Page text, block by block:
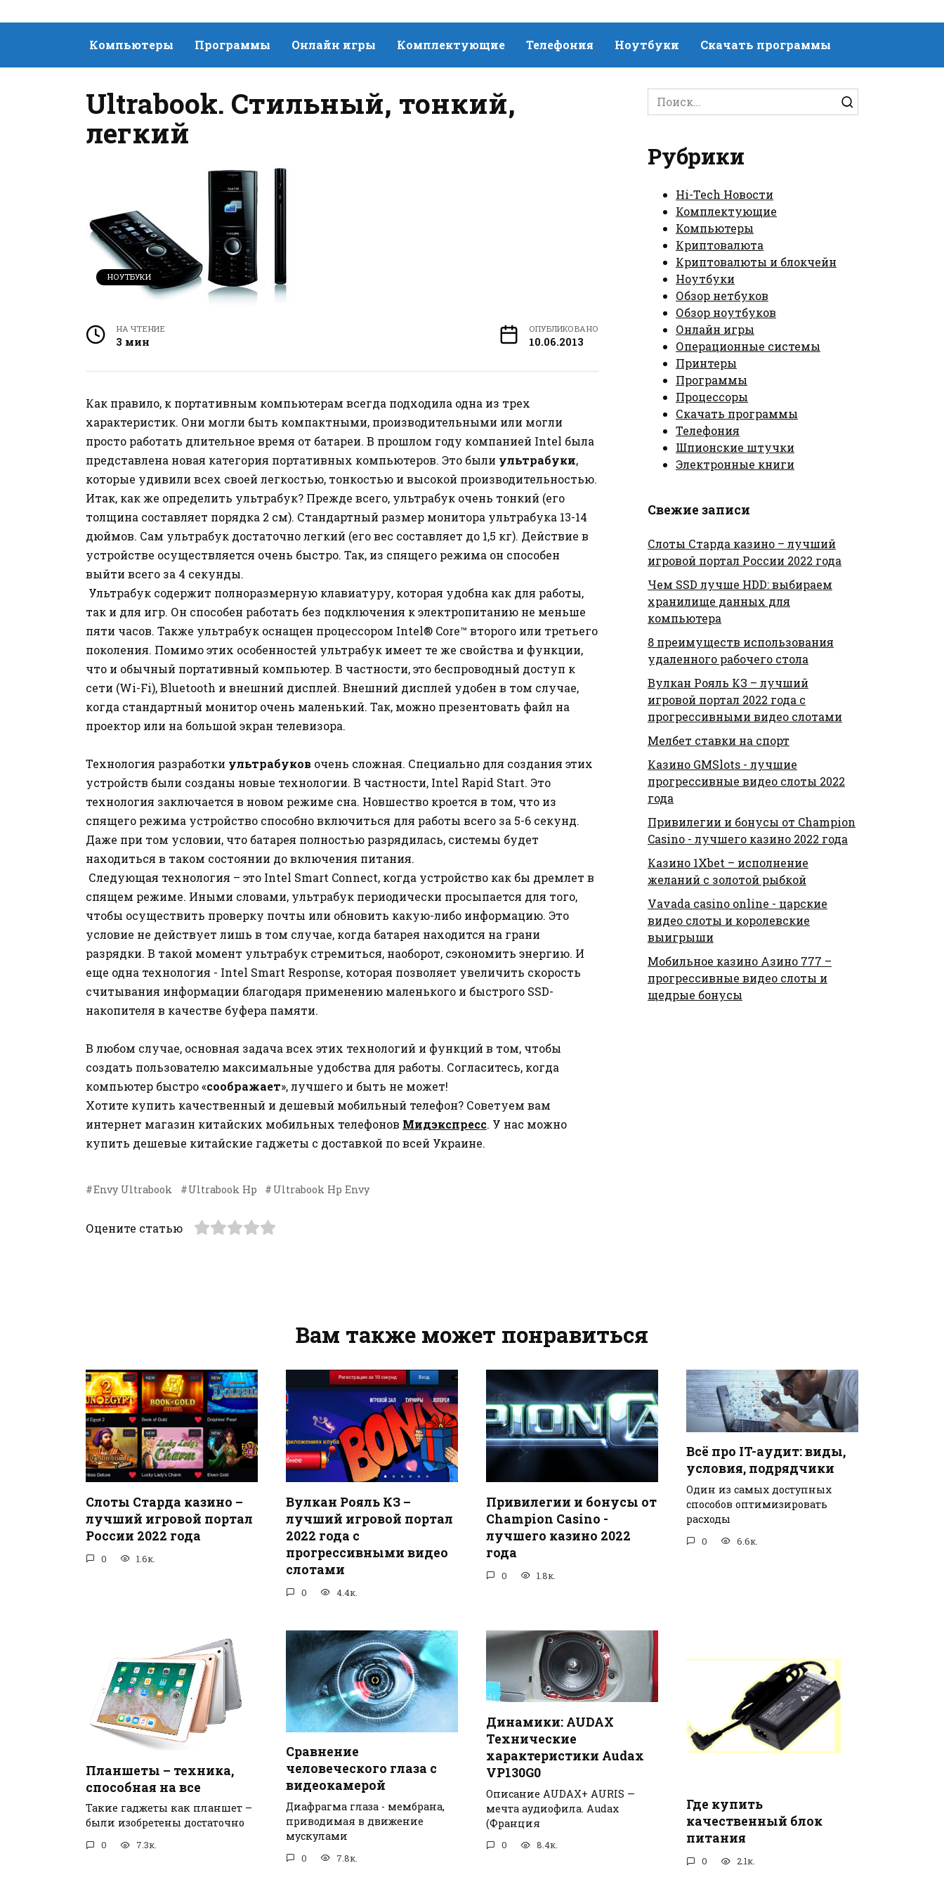
Компьютеры Программы Онлайн игры Комплектующие Телефония Ноутбуки Скачать программы
Ultrabook. Стильный, тонкий,
легкий
НОУТБУКИ
НА ЧТЕНИЕ
3 мин
ОПУБЛИКОВАНО
10.06.2013
Как правило, к портативным компьютерам всегда подходила одна из трех
характеристик. Они могли быть компактными, производительными или могли
просто работать длительное время от батареи. В прошлом году компанией Intel была
представлена новая категория портативных компьютеров. Это были ультрабуки,
которые удивили всех своей легкостью, тонкостью и высокой производительностью.
Итак, как же определить ультрабук? Прежде всего, ультрабук очень тонкий (его
толщина составляет порядка 2 см). Стандартный размер монитора ультрабука 13-14
дюймов. Сам ультрабук достаточно легкий (его вес составляет до 1,5 кг). Действие в
устройстве осуществляется очень быстро. Так, из спящего режима он способен
выйти всего за 4 секунды.
Ультрабук содержит полноразмерную клавиатуру, которая удобна как для работы,
так и для игр. Он способен работать без подключения к электропитанию не меньше
пяти часов. Также ультрабук оснащен процессором Intel® Core™ второго или третьего
поколения. Помимо этих особенностей ультрабук имеет те же свойства и функции,
что и обычный портативный компьютер. В частности, это беспроводный доступ к
сети (Wi-Fi), Bluetooth и внешний дисплей. Внешний дисплей удобен в том случае,
когда стандартный монитор очень маленький. Так, можно презентовать файл на
проектор или на большой экран телевизора.
Технология разработки ультрабуков очень сложная. Специально для создания этих
устройств были созданы новые технологии. В частности, Intel Rapid Start. Это
технология заключается в новом режиме сна. Новшество кроется в том, что из
спящего режима устройство способно включиться для работы всего за 5-6 секунд.
Даже при том условии, что батарея полностью разрядилась, системы будет
находиться в таком состоянии до включения питания.
Следующая технология – это Intel Smart Connect, когда устройство как бы дремлет в
спящем режиме. Иными словами, ультрабук периодически просыпается для того,
чтобы осуществить проверку почты или обновить какую-либо информацию. Это
условие не действует лишь в том случае, когда батарея находится на грани
разрядки. В такой момент ультрабук стремиться, наоборот, сэкономить энергию. И
еще одна технология - Intel Smart Response, которая позволяет увеличить скорость
считывания информации благодаря применению маленького и быстрого SSD-
накопителя в качестве буфера памяти.
В любом случае, основная задача всех этих технологий и функций в том, чтобы
создать пользователю максимальные удобства для работы. Согласитесь, когда
компьютер быстро «соображает», лучшего и быть не может!
Хотите купить качественный и дешевый мобильный телефон? Советуем вам
интернет магазин китайских мобильных телефонов Мидэкспресс. У нас можно
купить дешевые китайские гаджеты с доставкой по всей Украине.
Envy Ultrabook Ultrabook Hp Ultrabook Hp Envy
Оцените статью
Search
for:
Рубрики
Hi-Tech Новости
Комплектующие
Компьютеры
Криптовалюта
Криптовалюты и блокчейн
Ноутбуки
Обзор нетбуков
Обзор ноутбуков
Онлайн игры
Операционные системы
Принтеры
Программы
Процессоры
Скачать программы
Телефония
Шпионские штучки
Электронные книги
Свежие записи
Слоты Старда казино – лучший
игровой портал России 2022 года
Чем SSD лучше HDD: выбираем
хранилище данных для
компьютера
8 преимуществ использования
удаленного рабочего стола
Вулкан Рояль КЗ – лучший
игровой портал 2022 года с
прогрессивными видео слотами
Мелбет ставки на спорт
Казино GMSlots - лучшие
прогрессивные видео слоты 2022
года
Привилегии и бонусы от Champion
Casino - лучшего казино 2022 года
Казино 1Xbet – исполнение
желаний с золотой рыбкой
Vavada casino online - царские
видео слоты и королевские
выигрыши
Мобильное казино Азино 777 –
прогрессивные видео слоты и
щедрые бонусы
Вам также может понравиться
Слоты Старда казино –
лучший игровой портал
России 2022 года
0 1.6к.
Вулкан Рояль КЗ –
лучший игровой портал
2022 года с
прогрессивными видео
слотами
0 4.4к.
Привилегии и бонусы от
Champion Casino -
лучшего казино 2022
года
0 1.8к.
Всё про IT-аудит: виды,
условия, подрядчики
Один из самых доступных
способов оптимизировать
расходы
0 6.6к.
Планшеты – техника,
способная на все
Такие гаджеты как планшет –
были изобретены достаточно
0 7.3к.
Сравнение
человеческого глаза с
видеокамерой
Диафрагма глаза - мембрана,
приводимая в движение
мускулами
0 7.8к.
Динамики: AUDAX
Технические
характеристики Audax
VP130G0
Описание AUDAX+ AURIS —
мечта аудиофила. Audax
(Франция
0 8.4к.
Где купить
качественный блок
питания
0 2.1к.